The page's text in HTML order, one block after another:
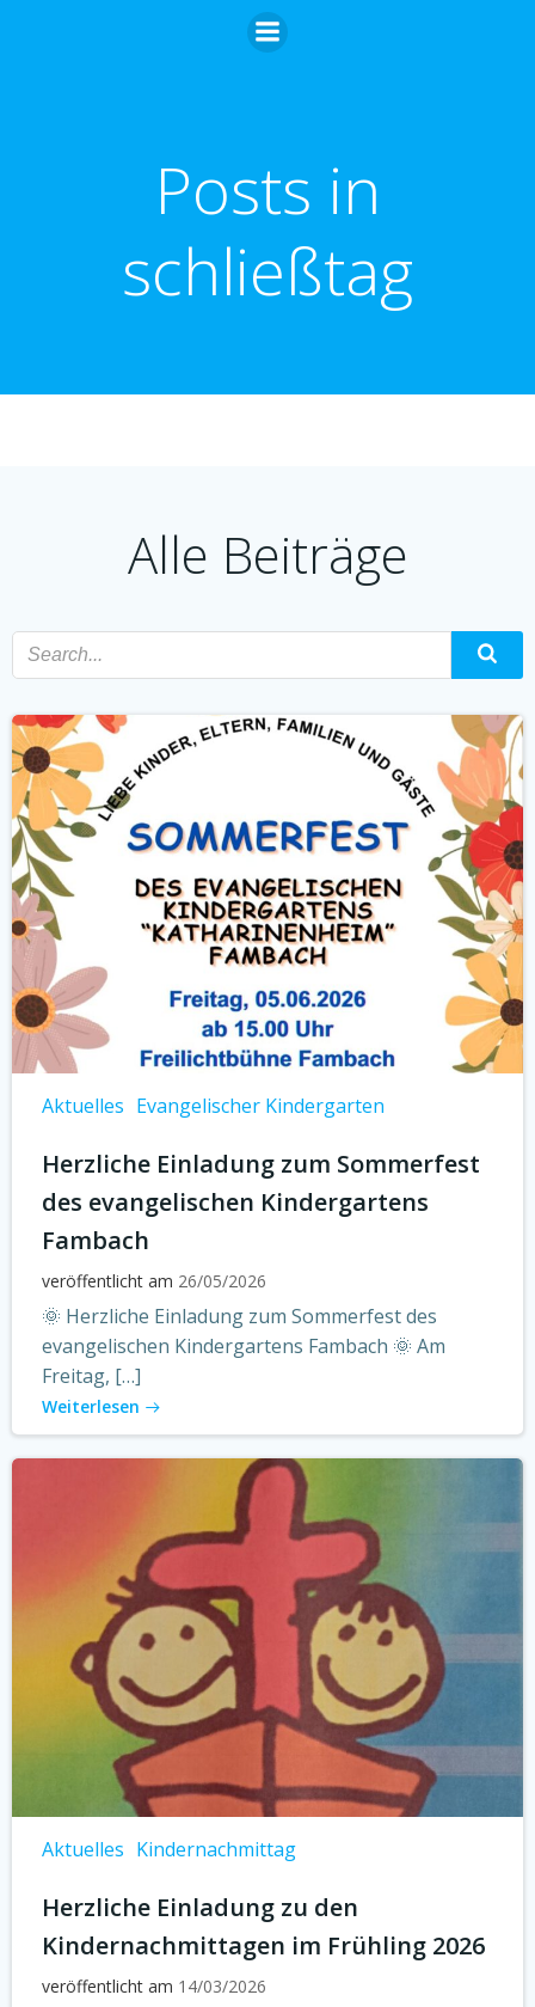
Zum
Inhalt
Posts in
schließtag
Alle Beiträge
Aktuelles Evangelischer Kindergarten
Herzliche Einladung zum Sommerfest
des evangelischen Kindergartens
Fambach
veröffentlicht am 26/05/2026
🌞 Herzliche Einladung zum Sommerfest des
evangelischen Kindergartens Fambach 🌞 Am
Freitag, […]
Weiterlesen
Aktuelles Kindernachmittag
Herzliche Einladung zu den
Kindernachmittagen im Frühling 2026
veröffentlicht am 14/03/2026